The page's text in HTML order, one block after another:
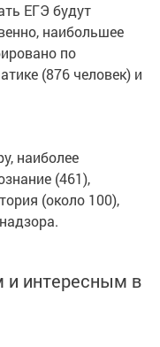
ЕГЭ будут
наибольшее
по
(876 человек) и
наиболее
(461),
(около 100),
интересным в